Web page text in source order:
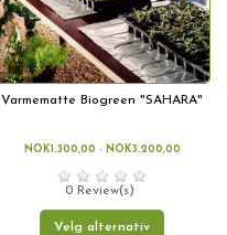
Varmematte Biogreen "SAHARA"
NOK1.300,00 - NOK3.200,00
0 Review(s)
Velg alternativ